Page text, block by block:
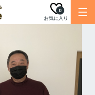
お気に入り
0